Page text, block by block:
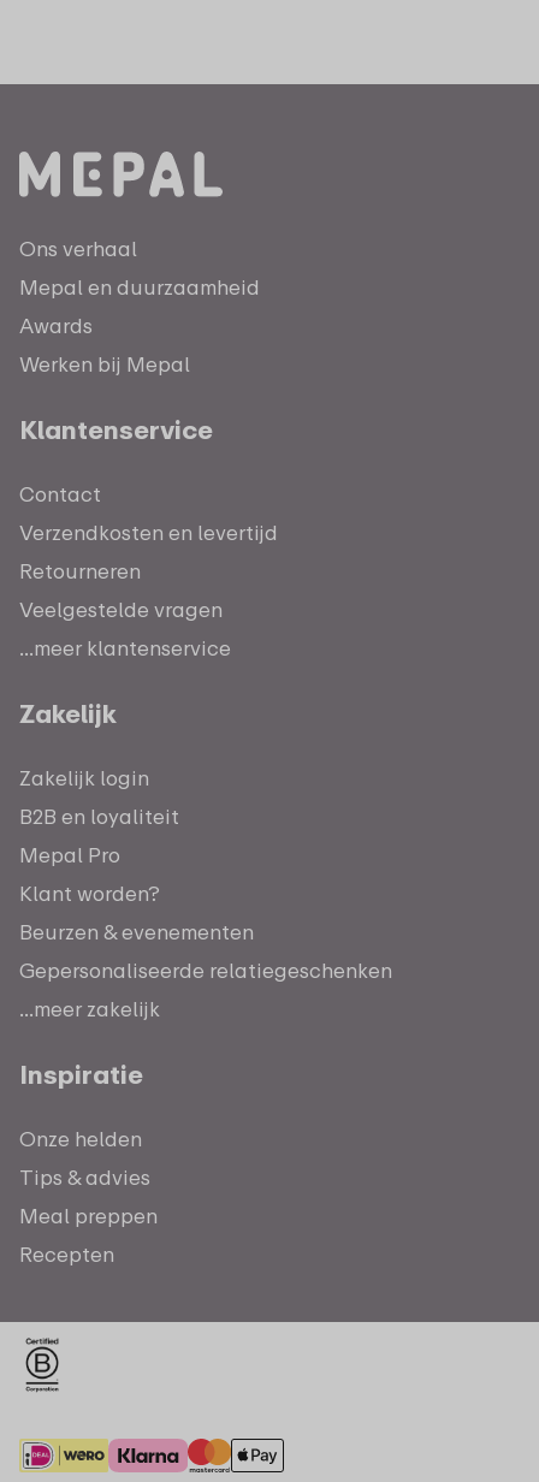
Ons verhaal
Mepal en duurzaamheid
Awards
Werken bij Mepal
Klantenservice
Contact
Verzendkosten en levertijd
Retourneren
Veelgestelde vragen
...meer klantenservice
Zakelijk
Zakelijk login
B2B en loyaliteit
Mepal Pro
Klant worden?
Beurzen & evenementen
Gepersonaliseerde relatiegeschenken
...meer zakelijk
Inspiratie
Onze helden
Tips & advies
Meal preppen
Recepten